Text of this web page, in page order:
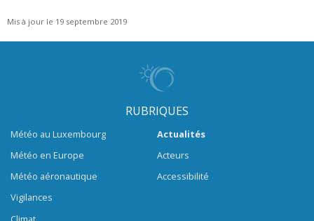
Mis à jour le 19 septembre 2019
RUBRIQUES
Météo au Luxembourg
Météo en Europe
Météo aéronautique
Vigilances
Actualités
Acteurs
Accessibilité